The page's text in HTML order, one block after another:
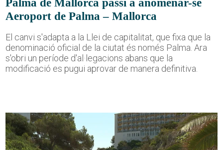
Aeroport de Palma – Mallorca
El canvi s'adapta a la Llei de capitalitat, que fixa que la
denominació oficial de la ciutat és només Palma. Ara
s'obri un període d'al·legacions abans que la
modificació es pugui aprovar de manera definitiva.